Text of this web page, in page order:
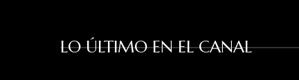
LO ÚLTIMO EN EL CANAL